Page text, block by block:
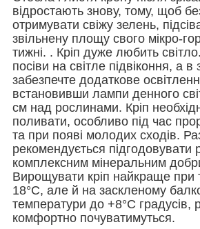
відростають знову, тому, щоб
отримувати свіжу зелень,
звільнену площу свого мікро-
тижні. . Кріп дуже любить
посіви на світле підвіконня, а
забезпечте додаткове
встановивши лампи денного
см над рослинами. Кріп
поливати, особливо під час
та при появі молодих сходів.
рекомендується підгодовувати
комплексним мінеральним
Вирощувати кріп найкраще при
18°C, але й на заскленому
температури до +8°C градусів,
комфортно почуватимуться.